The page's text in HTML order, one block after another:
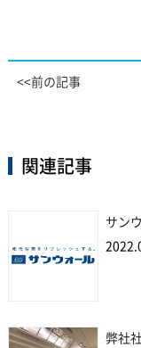
<<前の記事
関連記事
サン
弊社